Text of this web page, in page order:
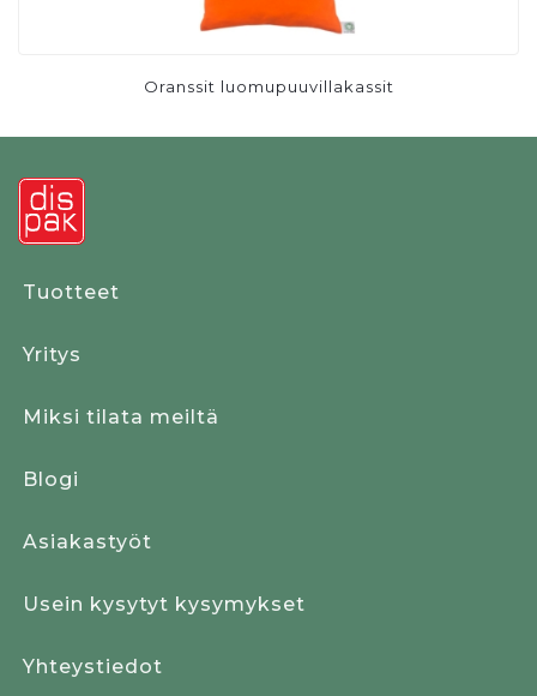
Oranssit luomupuuvillakassit
Tuotteet
Yritys
Miksi tilata meiltä
Blogi
Asiakastyöt
Usein kysytyt kysymykset
Yhteystiedot